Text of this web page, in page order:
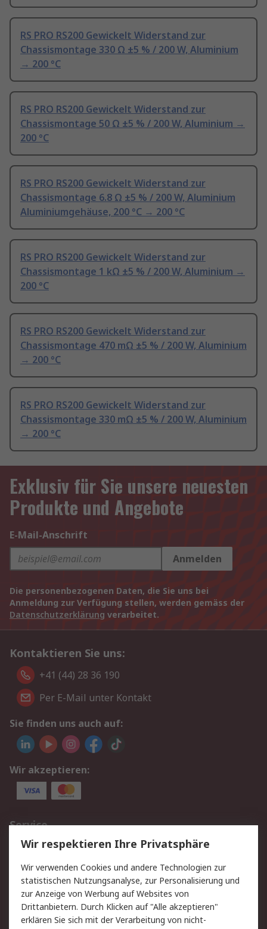
RS PRO RS200 Gewickelt Widerstand zur
Chassismontage 330 Ω ±5 % / 200 W, Aluminium
→ 200 °C
RS PRO RS200 Gewickelt Widerstand zur
Chassismontage 50 Ω ±5 % / 200 W, Aluminium →
200 °C
RS PRO RS200 Gewickelt Widerstand zur
Chassismontage 6.8 Ω ±5 % / 200 W, Aluminium
Aluminiumgehäuse, 200 °C → 200 °C
RS PRO RS200 Gewickelt Widerstand zur
Chassismontage 1 kΩ ±5 % / 200 W, Aluminium →
200 °C
RS PRO RS200 Gewickelt Widerstand zur
Chassismontage 470 mΩ ±5 % / 200 W, Aluminium
→ 200 °C
RS PRO RS200 Gewickelt Widerstand zur
Chassismontage 330 mΩ ±5 % / 200 W, Aluminium
→ 200 °C
Exklusiv für Sie unsere neuesten
Produkte und Angebote
E-Mail-Anschrift
Anmelden
Die personenbezogenen Daten, die Sie uns bei
Anmeldung zur Verfügung stellen, werden gemäss der
Datenschutzerklärung verarbeitet.
Kontaktieren Sie uns:
+41 (44) 28 36 190
Per E-Mail unter Kontakt
Sie finden uns auch auf:
Wir akzeptieren:
Service
Value Added Services
Lieferlösungen
Rücksendungen
Kontakt
Hilfe
Rechtliches
Wir respektieren Ihre Privatsphäre
Wir verwenden Cookies und andere Technologien zur
statistischen Nutzungsanalyse, zur Personalisierung und
zur Anzeige von Werbung auf Websites von
Drittanbietern. Durch Klicken auf "Alle akzeptieren"
erklären Sie sich mit der Verarbeitung von nicht-